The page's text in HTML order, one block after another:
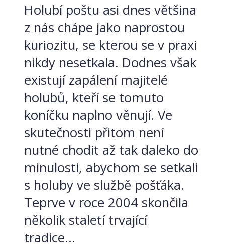
Holubí poštu asi dnes většina
z nás chápe jako naprostou
kuriozitu, se kterou se v praxi
nikdy nesetkala. Dodnes však
existují zapálení majitelé
holubů, kteří se tomuto
koníčku naplno věnují. Ve
skutečnosti přitom není
nutné chodit až tak daleko do
minulosti, abychom se setkali
s holuby ve službě pošťáka.
Teprve v roce 2004 skončila
několik staletí trvající
tradice...